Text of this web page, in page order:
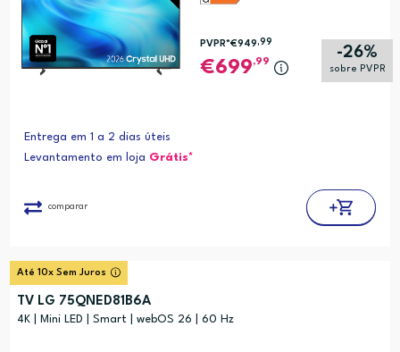
-26%
sobre PVPR
PVPR*€949 ,99
699,99
Entrega em 1 a 2 dias úteis
Levantamento em loja Grátis*
comparar
Até 10x Sem Juros
TV LG 75QNED81B6A
4K | Mini LED | Smart | webOS 26 | 60 Hz